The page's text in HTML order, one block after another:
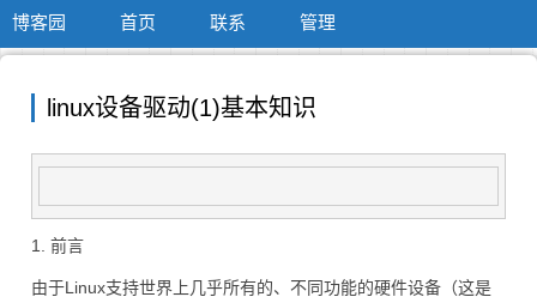
博客园 首页 联系 管理
linux设备驱动(1)基本知识
1. 前言
由于Linux支持世界上几乎所有的、不同功能的硬件设备（这是